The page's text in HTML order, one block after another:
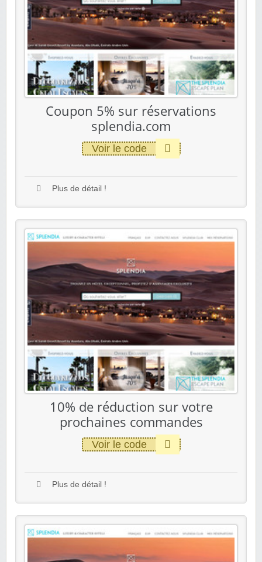
Coupon 5% sur réservations
splendia.com
Voir le code
Plus de détail !
10% de réduction sur votre
prochaines commandes
Voir le code
Plus de détail !